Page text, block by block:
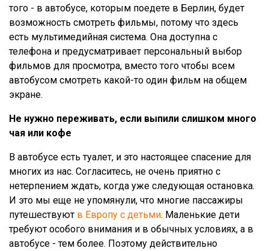
того - в автобусе, которым поедете в Берлин, будет
возможность смотреть фильмы, потому что здесь
есть мультимедийная система. Она доступна с
телефона и предусматривает персональный выбор
фильмов для просмотра, вместо того чтобы всем
автобусом смотреть какой-то один фильм на общем
экране.
Не нужно переживать, если выпили слишком много
чая или кофе
В автобусе есть туалет, и это настоящее спасение для
многих из нас. Согласитесь, не очень приятно с
нетерпением ждать, когда уже следующая остановка.
И это мы еще не упомянули, что многие пассажиры
путешествуют в Европу с детьми. Маленькие дети
требуют особого внимания и в обычных условиях, а в
автобусе - тем более. Поэтому действительно